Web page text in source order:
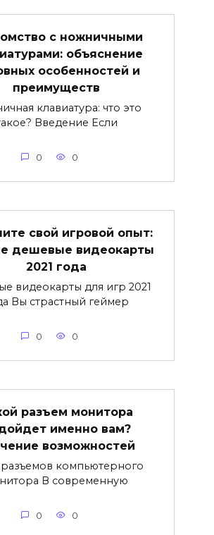
с ножничными
объяснение
особенностей и
преимуществ
клавиатура: что это
Введение Если
0 0
свой игровой опыт:
дешевые видеокарты
2021 года
видеокарты для игр 2021
Вы страстный геймер
0 0
разъем монитора
именно вам?
возможностей
компьютерного
В современную
0 0